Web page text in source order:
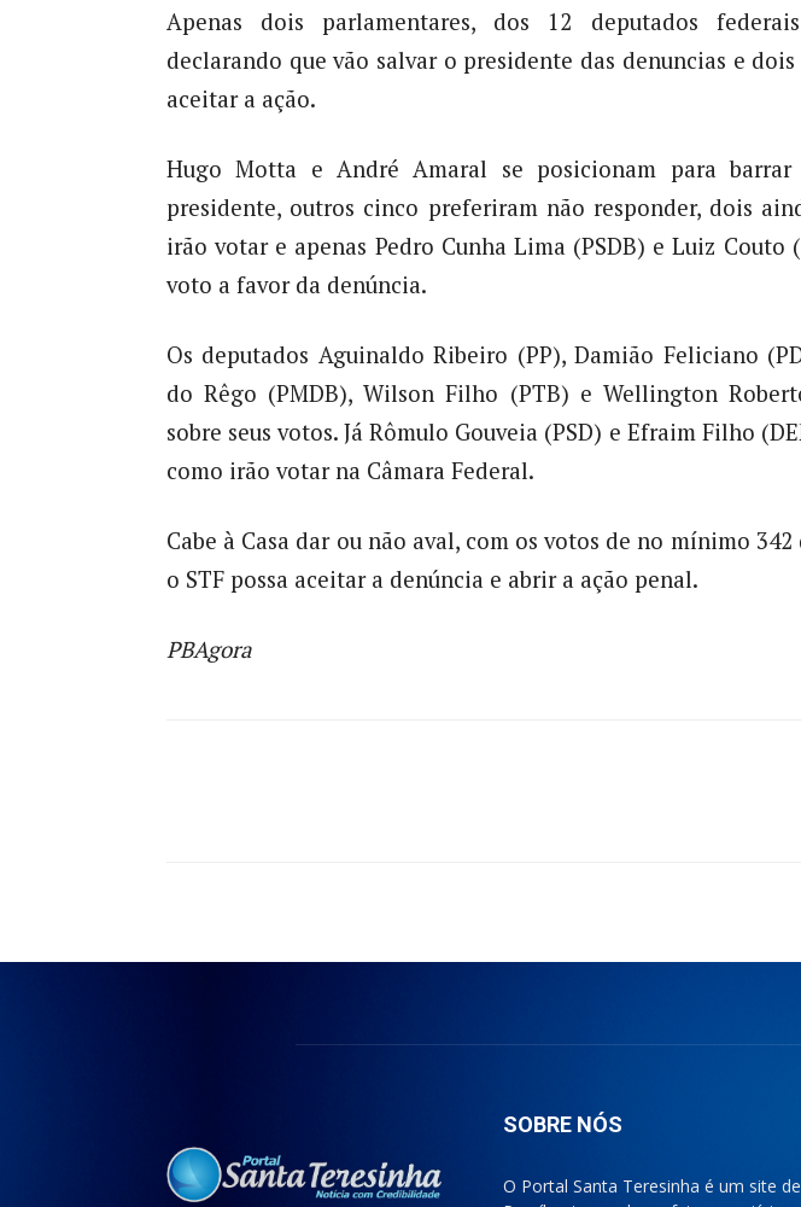
Apenas dois parlamentares, dos 12 deputados
declarando que vão salvar o presidente das denuncias e
aceitar a ação.
Hugo Motta e André Amaral se posicionam para
presidente, outros cinco preferiram não responder, dois
irão votar e apenas Pedro Cunha Lima (PSDB) e Luiz Couto
voto a favor da denúncia.
Os deputados Aguinaldo Ribeiro (PP), Damião Feliciano
do Rêgo (PMDB), Wilson Filho (PTB) e Wellington
sobre seus votos. Já Rômulo Gouveia (PSD) e Efraim Filho
como irão votar na Câmara Federal.
Cabe à Casa dar ou não aval, com os votos de no mínimo
o STF possa aceitar a denúncia e abrir a ação penal.
PBAgora
SOBRE NÓS
O Portal Santa Teresinha é um site